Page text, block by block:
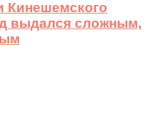
Кинешемского
выдался сложным,